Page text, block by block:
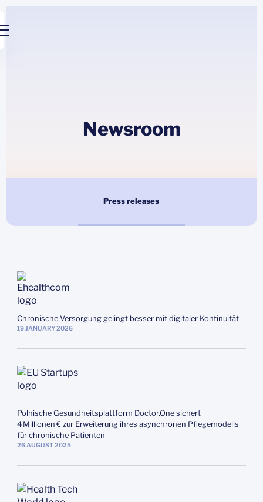
Newsroom
Press releases
Chronische Versorgung gelingt besser mit digitaler Kontinuität
19JANUARY2026
Polnische Gesundheitsplattform Doctor.One sichert
4 Millionen € zur Erweiterung ihres asynchronen Pflegemodells
für chronische Patienten
26AUGUST2025